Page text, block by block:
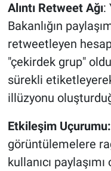
Alıntı Retweet Ağı:
Bakanlığın
retweetleyen
"çekirdek grup"
sürekli
illüzyonu
Etkileşim Uçurumu:
görüntülemelere
kullanıcı